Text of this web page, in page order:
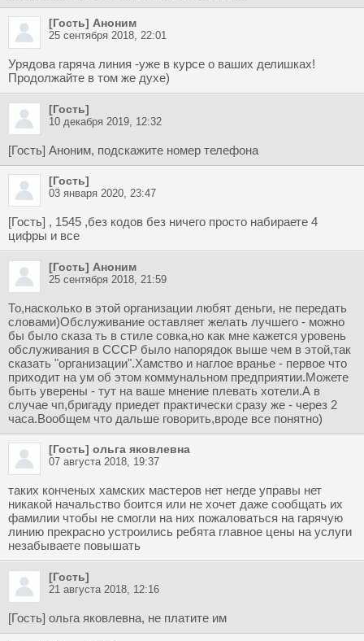
[Гость] Аноним
25 сентября 2018, 22:01
Урядова гаряча линия -уже в курсе о ваших делишках!
Продолжайте в том же духе)
[Гость]
10 декабря 2019, 12:32
[Гость] Аноним, подскажите номер телефона
[Гость]
03 января 2020, 23:47
[Гость] , 1545 ,без кодов без ничего просто набираете 4
цифры и все
[Гость] Аноним
25 сентября 2018, 21:59
То,насколько в этой организации любят деньги, не передать
словами)Обслуживание оставляет желать лучшего - можно
бы было сказа ть в стиле совка,но как мне кажется уровень
обслуживания в СССР было напорядок выше чем в этой,так
сказать "организации".Хамство и наглое вранье - первое что
приходит на ум об этом коммунальном предприятии.Можете
быть уверены - тут на ваше мнение плевать хотели.А в
случае чп,бригаду приедет практически сразу же - через 2
часа.Вообщем что дальше говорить,вроде все понятно)
[Гость] ольга яковлевна
07 августа 2018, 19:37
таких конченых хамских мастеров нет негде управы нет
никакой начальство боится или не хочет даже сообщать их
фамилии чтобы не смогли на них пожаловаться на гарячую
линию прекрасно устроились ребята главное цены на услуги
незабываете повышать
[Гость]
21 августа 2018, 12:16
[Гость] ольга яковлевна, не платите им